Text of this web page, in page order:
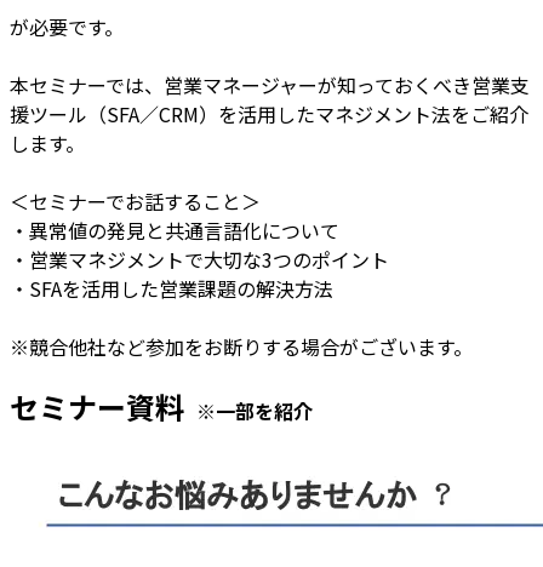
が必要です。
本セミナーでは、営業マネージャーが知っておくべき営業支
援ツール（SFA／CRM）を活用したマネジメント法をご紹介
します。
＜セミナーでお話すること＞
・異常値の発見と共通言語化について
・営業マネジメントで大切な3つのポイント
・SFAを活用した営業課題の解決方法
※競合他社など参加をお断りする場合がございます。
セミナー資料 ※一部を紹介